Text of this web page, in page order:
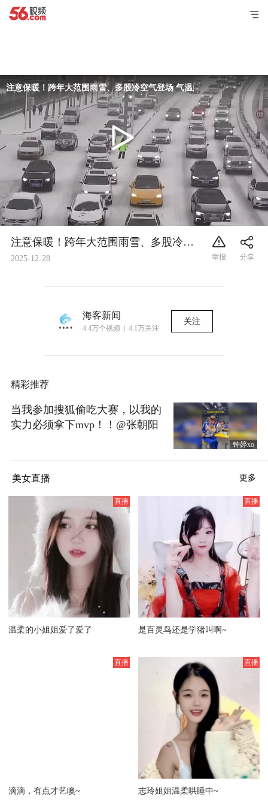
注意保暖！跨年大范围雨雪、多股冷空气登场 气温起伏明显
注意保暖！跨年大范围雨雪、多股冷空气登场 气温起伏明显
2025-12-28
海客新闻
4.4万个视频 | 4.1万关注
关注
精彩推荐
当我参加搜狐偷吃大赛，以我的
实力必须拿下mvp！！@张朝阳
钟婷xo
美女直播 更多
温柔的小姐姐爱了爱了 是百灵鸟还是学猪叫啊~
滴滴，有点才艺噢~ 志玲姐姐温柔哄睡中~